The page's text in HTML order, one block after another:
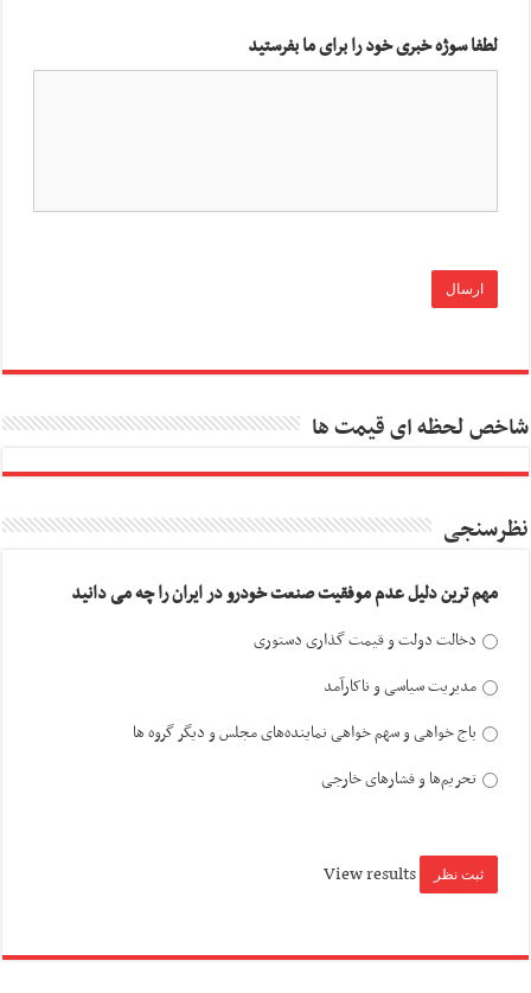
لطفا سوژه خبری خود را برای ما بفرستید
شاخص لحظه ای قیمت ها
نظرسنجی
مهم ترین دلیل عدم موفقیت صنعت خودرو در ایران را چه می دانید
دخالت دولت و قیمت گذاری دستوری
مدیریت سیاسی و ناکارآمد
باج خواهی و سهم خواهی نماینده‌های مجلس و دیگر گروه ها
تحریم‌ها و فشارهای خارجی
View results